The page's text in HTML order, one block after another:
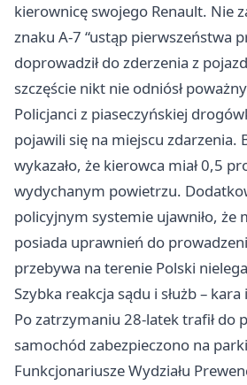
kierownicę swojego Renault. Nie
znaku A-7 “ustąp pierwszeństwa
doprowadził do zderzenia z
szczęście nikt nie odniósł
Policjanci z piaseczyńskiej
pojawili się na miejscu zdarzenia.
wykazało, że kierowca miał 0,5
wydychanym powietrzu.
policyjnym systemie ujawniło, że
posiada uprawnień do
przebywa na terenie Polski
Szybka reakcja sądu i służb –
Po zatrzymaniu 28-latek trafił do
samochód zabezpieczono na
Funkcjonariusze Wydziału